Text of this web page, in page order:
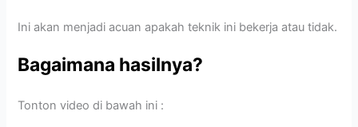
Ini akan menjadi acuan apakah teknik ini bekerja atau tidak.
Bagaimana hasilnya?
Tonton video di bawah ini :